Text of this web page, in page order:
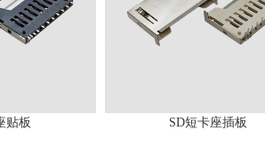
贴板 SD短卡座插板